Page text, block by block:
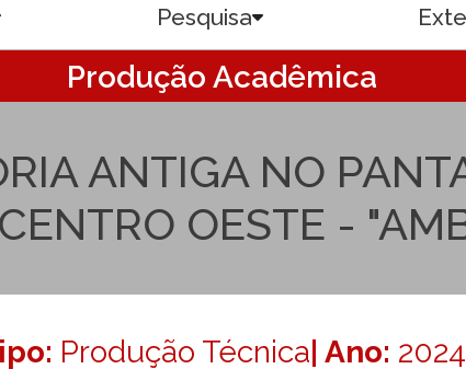
Pesquisa
Produção Acadêmica
ANTIGA NO
OESTE -
Produção Técnica| Ano: 2024